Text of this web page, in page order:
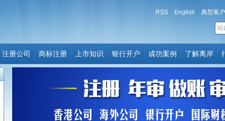
RSS English 典型客户
注册公司 商标注册 上市知识 银行开户 成功案例 了解离岸